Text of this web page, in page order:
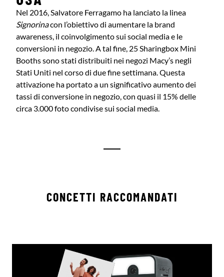
Nel 2016, Salvatore Ferragamo ha lanciato la linea
Signorinacon l’obiettivo di aumentare la brand
awareness, il coinvolgimento sui social media e le
conversioni in negozio. A tal fine, 25 Sharingbox Mini
Booths sono stati distribuiti nei negozi Macy’s negli
Stati Uniti nel corso di due fine settimana. Questa
attivazione ha portato a un significativo aumento dei
tassi di conversione in negozio, con quasi il 15% delle
circa 3.000 foto condivise sui social media.
CONCETTI RACCOMANDATI